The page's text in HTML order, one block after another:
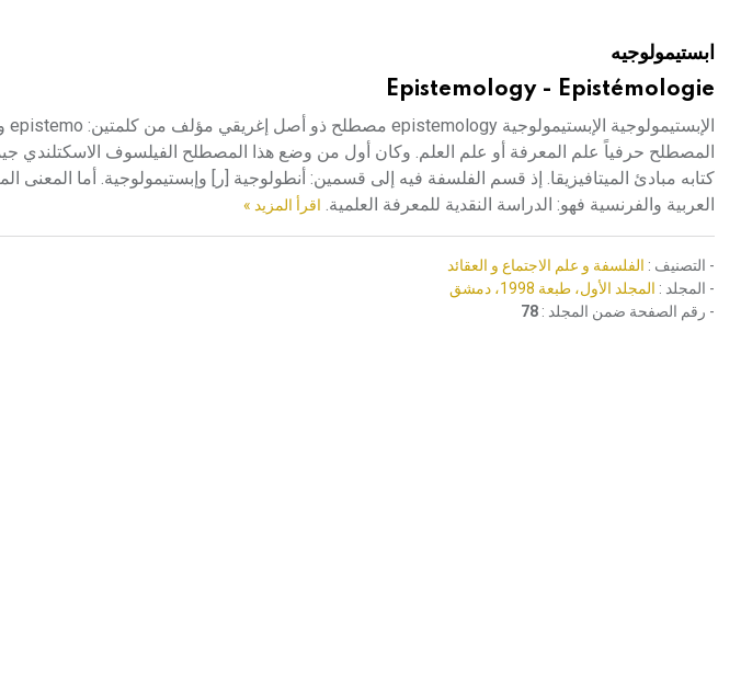
ابستيمولوجيه
Epistemology - Epistémologie
كتابه مبادئ الميتافيزيقا. إذ قسم الفلسفة فيه إلى قسمين: أنطولوجية [ر] وإبستيمولوجية. أما
العربية والفرنسية فهو: الدراسة النقدية للمعرفة العلمية. اقرأ المزيد »
- التصنيف : الفلسفة و علم الاجتماع و العقائد
- المجلد : المجلد الأول، طبعة 1998، دمشق
- رقم الصفحة ضمن المجلد : 78